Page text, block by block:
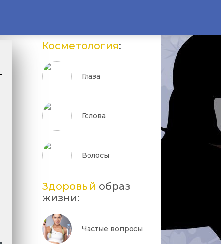
Косметология:
Глаза
Голова
Волосы
Здоровый образ
жизни:
Частые вопросы